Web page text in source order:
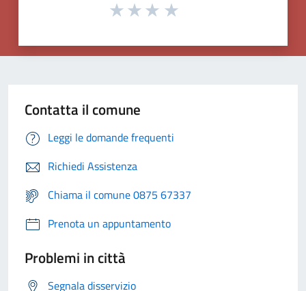
Contatta il comune
Leggi le domande frequenti
Richiedi Assistenza
Chiama il comune 0875 67337
Prenota un appuntamento
Problemi in città
Segnala disservizio